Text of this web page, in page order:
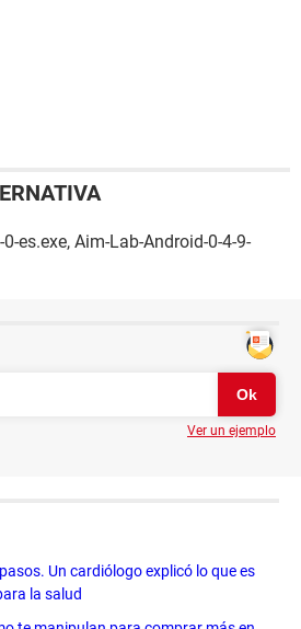
es.exe, Aim-Lab-Android-0-4-9-
Ver un ejemplo
Un cardiólogo explicó lo que es
la salud